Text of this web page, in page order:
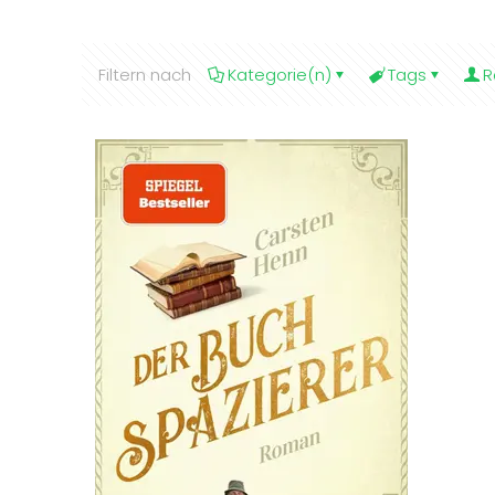
Filtern nach Kategorie(n) Tags